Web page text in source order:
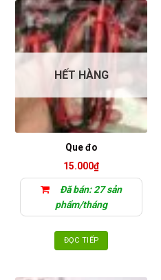
HẾT HÀNG
Que đo
15.000₫
Đã bán: 27 sản
phẩm/tháng
ĐỌC TIẾP